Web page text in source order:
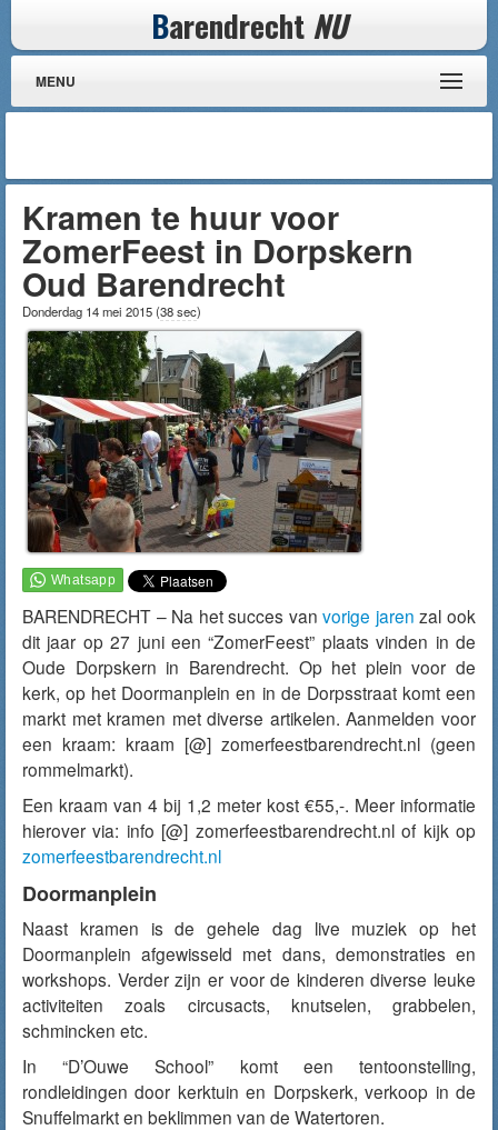
Barendrecht NU
MENU
Kramen te huur voor
ZomerFeest in Dorpskern
Oud Barendrecht
Donderdag 14 mei 2015(38 sec)
BARENDRECHT – Na het succes vanvorige jaren zal ook
dit jaar op 27 juni een “ZomerFeest” plaats vinden in de
Oude Dorpskern in Barendrecht. Op het plein voor de
kerk, op het Doormanplein en in de Dorpsstraat komt een
markt met kramen met diverse artikelen. Aanmelden voor
een kraam: kraam [@] zomerfeestbarendrecht.nl (geen
rommelmarkt).
Een kraam van 4 bij 1,2 meter kost €55,-. Meer informatie
hierover via: info [@] zomerfeestbarendrecht.nl of kijk op
zomerfeestbarendrecht.nl
Doormanplein
Naast kramen is de gehele dag live muziek op het
Doormanplein afgewisseld met dans, demonstraties en
workshops. Verder zijn er voor de kinderen diverse leuke
activiteiten zoals circusacts, knutselen, grabbelen,
schmincken etc.
In “D’Ouwe School” komt een tentoonstelling,
rondleidingen door kerktuin en Dorpskerk, verkoop in de
Snuffelmarkt en beklimmen van de Watertoren.